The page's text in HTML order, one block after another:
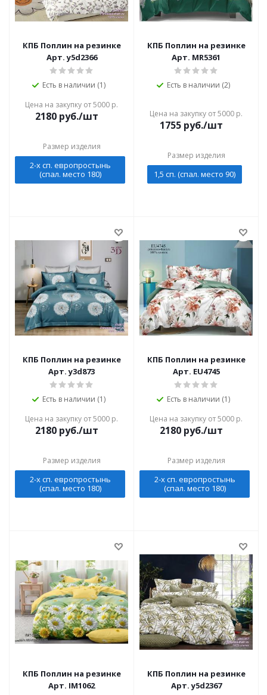
КПБ Поплин на резинке
Арт. y5d2366
Есть в наличии (1)
Цена на закупку от 5000 р.
2180 руб./шт
Размер изделия
2-х сп. европростынь
(спал. место 180)
КПБ Поплин на резинке
Арт. MR5361
Есть в наличии (2)
Цена на закупку от 5000 р.
1755 руб./шт
Размер изделия
1,5 сп. (спал. место 90)
КПБ Поплин на резинке
Арт. y3d873
Есть в наличии (1)
Цена на закупку от 5000 р.
2180 руб./шт
Размер изделия
2-х сп. европростынь
(спал. место 180)
КПБ Поплин на резинке
Арт. EU4745
Есть в наличии (1)
Цена на закупку от 5000 р.
2180 руб./шт
Размер изделия
2-х сп. европростынь
(спал. место 180)
КПБ Поплин на резинке
Арт. IM1062
КПБ Поплин на резинке
Арт. y5d2367